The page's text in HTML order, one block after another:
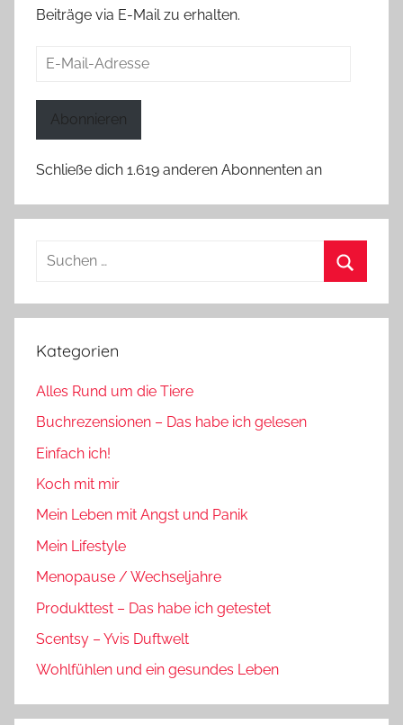
Beiträge via E-Mail zu erhalten.
E-
Abonnieren
Schließe dich 1.619 anderen Abonnenten an
Suchen
Kategorien
Alles Rund um die Tiere
Buchrezensionen – Das habe ich gelesen
Einfach ich!
Koch mit mir
Mein Leben mit Angst und Panik
Mein Lifestyle
Menopause / Wechseljahre
Produkttest – Das habe ich getestet
Scentsy – Yvis Duftwelt
Wohlfühlen und ein gesundes Leben